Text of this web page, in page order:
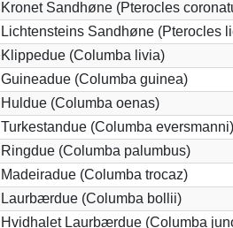
Kronet Sandhøne (Pterocles
Lichtensteins Sandhøne (Pterocles
Klippedue (Columba livia)
Guineadue (Columba guinea)
Huldue (Columba oenas)
Turkestandue (Columba eversmanni)
Ringdue (Columba palumbus)
Madeiradue (Columba trocaz)
Laurbærdue (Columba bollii)
Hvidhalet Laurbærdue (Columba